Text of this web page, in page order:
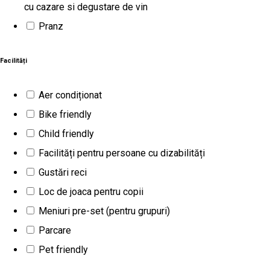
cu cazare si degustare de vin
Pranz
Facilități
Aer condiționat
Bike friendly
Child friendly
Facilități pentru persoane cu dizabilități
Gustări reci
Loc de joaca pentru copii
Meniuri pre-set (pentru grupuri)
Parcare
Pet friendly
camerele pensiunii sunt prevăzute cu aer condiționat și baie
privată. Vinul Prețios și nobil, APOGEUM este un vin unic,
bune zone viticole din România – Dealu Mare. APOGEUM
poartă o încărcătură emoțională și personală puternică. Vin de
semnătură, această Fetească Neagră premiată pe patru
continente, este încununarea muncii de o viață a lui Virgil
Mândru, proprietarul Cramei APOGEUM. La Crama Apogeum
vei avea ocazia să încerci și vinurile din colecția Valahorum.
Valahorum este un proiect care si-a propus sa ofere
publicului cunoscator vinuri-reper ale Romaniei. „Vinul
românesc merită mai mult. Merită crame în care vinul se face